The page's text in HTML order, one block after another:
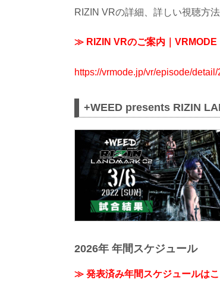
RIZIN VRの詳細、詳しい視聴方
≫ RIZIN VRのご案内｜VRMODE
https://vrmode.jp/vr/episode/
+WEED presents RIZIN
2026年 年間スケジュール
≫ 発表済み年間スケジュールはこ